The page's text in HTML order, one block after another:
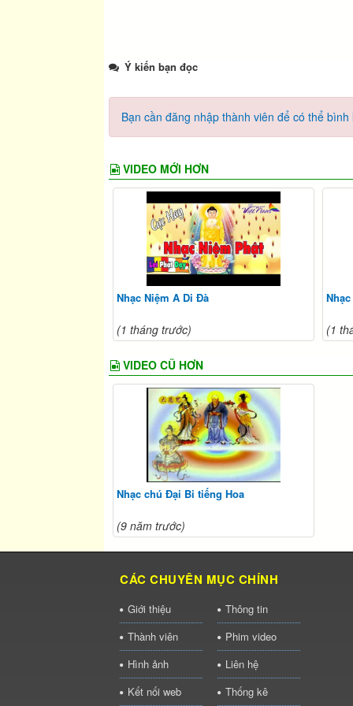
Ý kiến bạn đọc
Bạn cần đăng nhập thành viên để có thể
VIDEO MỚI HƠN
Nhạc Niệm A Di Đà
(1 tháng trước) (1
VIDEO CŨ HƠN
Nhạc chú Đại Bi tiếng Hoa
(9 năm trước)
CÁC CHUYÊN MỤC CHÍNH
Giới thiệu
Thông tin
Thành viên
Phim video
Hình ảnh
Liên hệ
Kết nối web
Thống kê